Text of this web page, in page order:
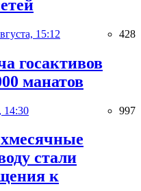
15:12 428
госактивов
манатов
14:30 997
стали
к